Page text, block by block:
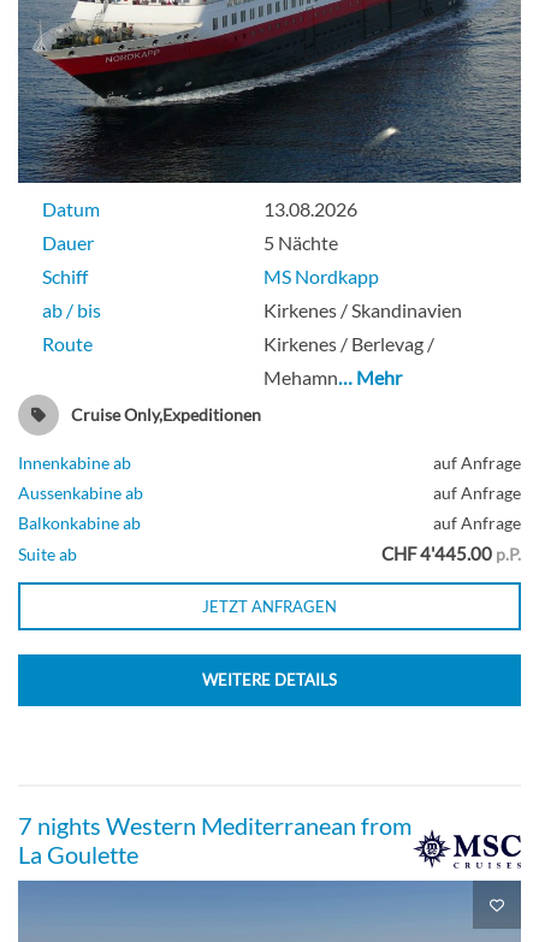
Datum
13.08.2026
Dauer
5 Nächte
Schiff
MS Nordkapp
ab / bis
Kirkenes / Skandinavien
Route
Kirkenes / Berlevag /
Mehamn… Mehr
Cruise Only,Expeditionen
Innenkabine ab
auf Anfrage
Aussenkabine ab
auf Anfrage
Balkonkabine ab
auf Anfrage
Suite ab
CHF 4'445.00 p.P.
JETZT ANFRAGEN
WEITERE DETAILS
7 nights Western Mediterranean from
La Goulette